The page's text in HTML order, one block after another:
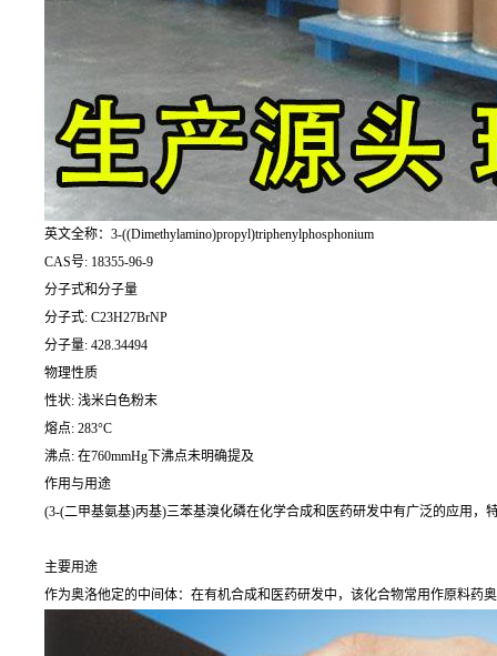
英文全称：3-((Dimethylamino)propyl)triphenylphosphonium
CAS号: 18355-96-9
分子式和分子量
分子式: C23H27BrNP
分子量: 428.34494
物理性质
性状: 浅米白色粉末
熔点: 283°C
沸点: 在760mmHg下沸点未明确提及
作用与用途
(3-(二甲基氨基)丙基)三苯基溴化磷在化学合成和医药研发中有广泛的应用
主要用途
作为奥洛他定的中间体：在有机合成和医药研发中，该化合物常用作原料药